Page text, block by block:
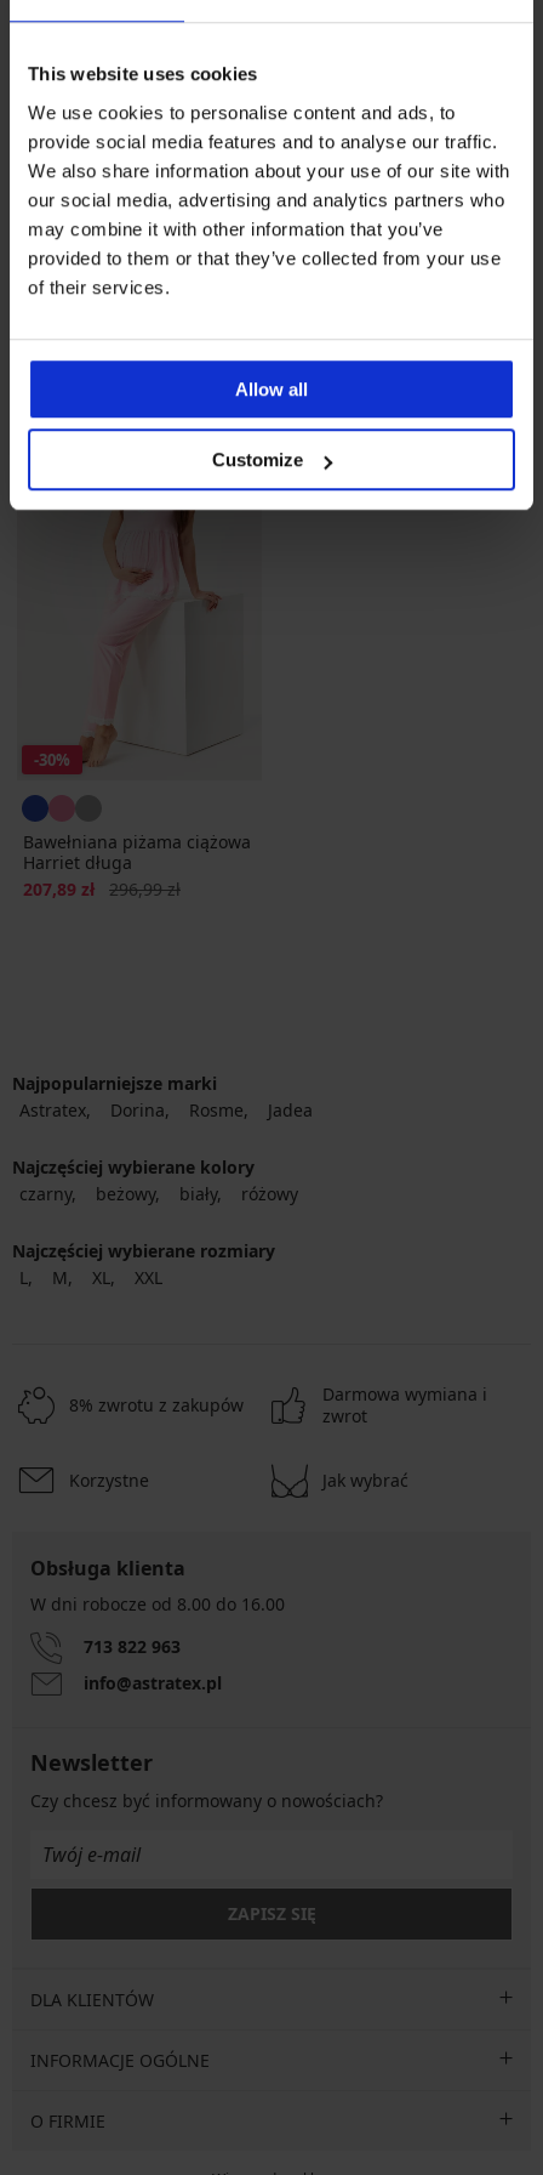
This website uses cookies
We use cookies to personalise content and ads, to
provide social media features and to analyse our traffic.
We also share information about your use of our site with
our social media, advertising and analytics partners who
may combine it with other information that you’ve
provided to them or that they’ve collected from your use
of their services.
Allow all
Customize
-30%
Bawełniana piżama ciążowa
-30%
-30%
Bawełniana piżama ciążowa
Harriet długa
Zniżka
207,89 zł Pierwotna cena
296,99 zł
Najpopularniejsze marki
Astratex
Dorina Rosme Jadea
Najczęściej wybierane kolory
czarny
beżowy biały różowy
Najczęściej wybierane rozmiary
L
M XL XXL
8% zwrotu z zakupów
Darmowa wymiana i
zwrot
Korzystne Jak wybrać
Obsługa klienta
W dni robocze od 8.00 do 16.00
713 822 963
info@astratex.pl
Newsletter
Czy chcesz być informowany o nowościach?
ZAPISZ SIĘ
DLA KLIENTÓW
INFORMACJE OGÓLNE
O FIRMIE